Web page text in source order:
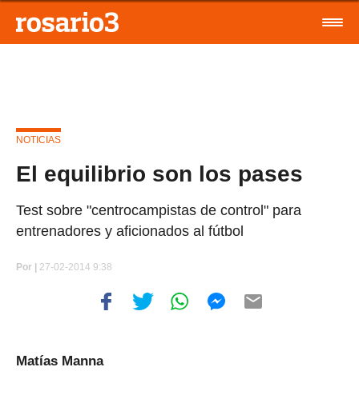
NOTICIAS
El equilibrio son los pases
Test sobre "centrocampistas de control" para
entrenadores y aficionados al fútbol
Por 27-02-2014 9:38
Matías Manna